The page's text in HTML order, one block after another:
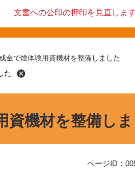
文書への公印の押印を見直します
金で煙体験用資機材を整備しました
た
資機材を整備し
ページID：